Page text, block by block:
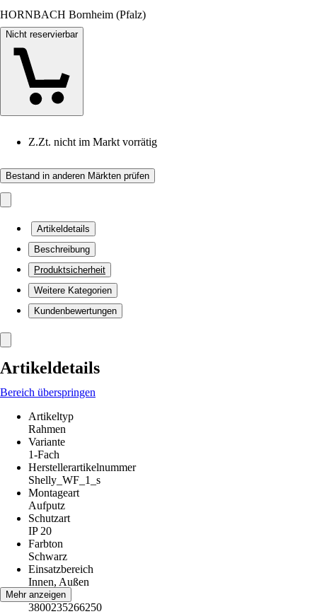
HORNBACH Bornheim (Pfalz)
Nicht reservierbar
Z.Zt. nicht im Markt vorrätig
Bestand in anderen Märkten prüfen
Artikeldetails
Beschreibung
Produktsicherheit
Weitere Kategorien
Kundenbewertungen
Artikeldetails
Bereich überspringen
Artikeltyp
Rahmen
Variante
1-Fach
Herstellerartikelnummer
Shelly_WF_1_s
Montageart
Aufputz
Schutzart
IP 20
Farbton
Schwarz
Einsatzbereich
Innen, Außen
EAN
3800235266250
Mehr anzeigen